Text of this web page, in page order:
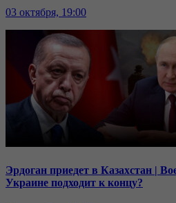
03 октября, 19:00
Эрдоган приедет в Казахстан |
Украине подходит к концу?